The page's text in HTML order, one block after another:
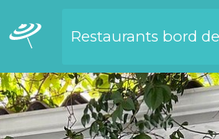
Restaurants bord